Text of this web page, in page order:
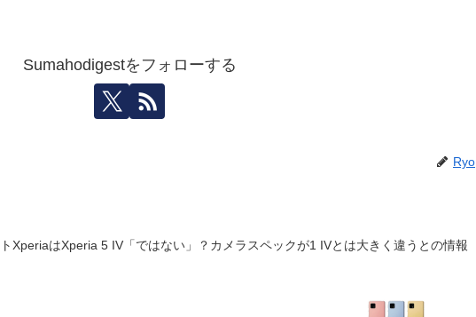
Sumahodigestをフォローする
Ryo
XperiaはXperia 5 IV「ではない」？カメラスペックが1 IVとは大きく違うとの情報